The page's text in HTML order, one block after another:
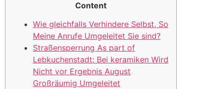
Content
Wie gleichfalls Verhindere Selbst, So
Meine Anrufe Umgeleitet Sie sind?
Straßensperrung As part of
Lebkuchenstadt: Bei keramiken Wird
Nicht vor Ergebnis August
Großräumig Umgeleitet